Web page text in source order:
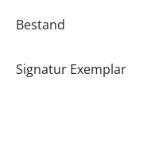
Bestand
Signatur Exemplar